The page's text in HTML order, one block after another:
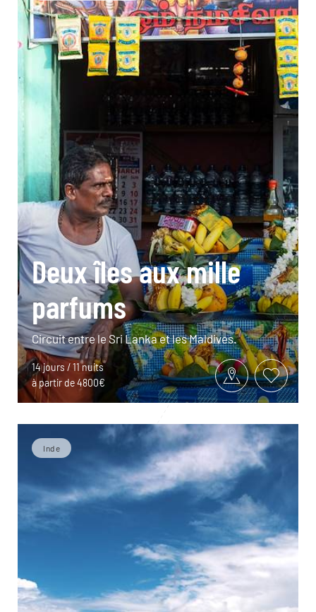
Deux îles aux mille
parfums
Circuit entre le Sri Lanka et les Maldives.
14 jours / 11 nuits
à partir de 4800€
Inde